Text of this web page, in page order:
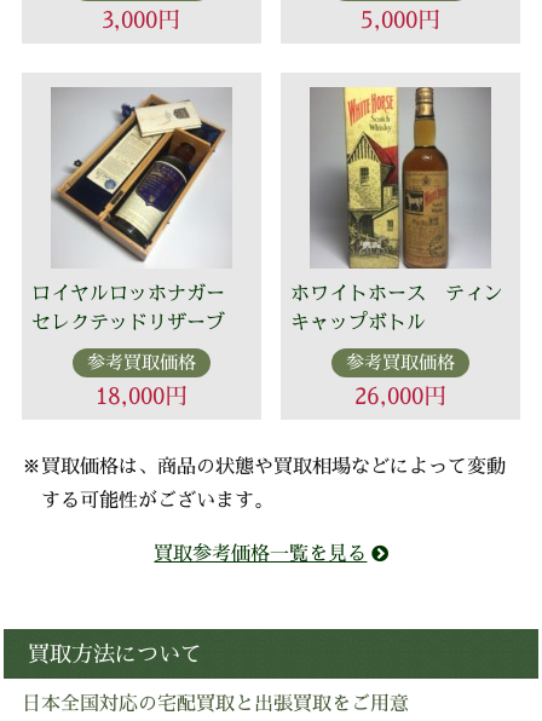
3,000円 5,000円
ロイヤルロッホナガー
セレクテッドリザーブ
参考買取価格
18,000円
ホワイトホース ティン
キャップボトル
参考買取価格
26,000円
※買取価格は、商品の状態や買取相場などによって変動
する可能性がございます。
買取参考価格一覧を見る
買取方法について
日本全国対応の宅配買取と出張買取をご用意